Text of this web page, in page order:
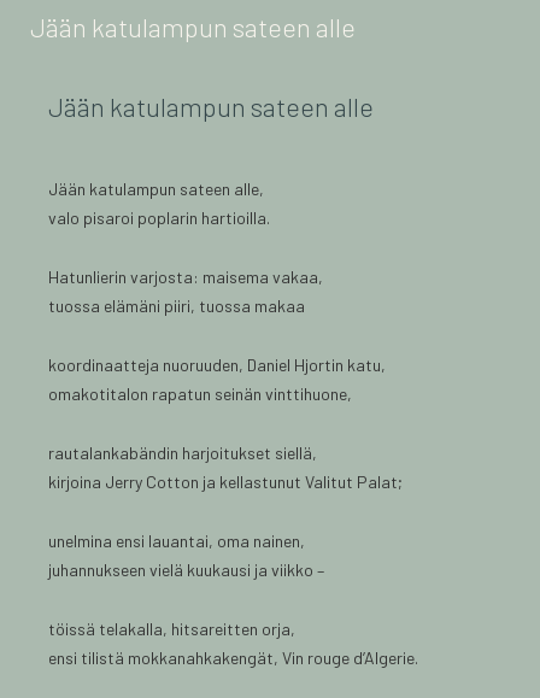
Jään katulampun sateen alle
Jään katulampun sateen alle
Jään katulampun sateen alle,
valo pisaroi poplarin hartioilla.
Hatunlierin varjosta: maisema vakaa,
tuossa elämäni piiri, tuossa makaa
koordinaatteja nuoruuden, Daniel Hjortin katu,
omakotitalon rapatun seinän vinttihuone,
rautalankabändin harjoitukset siellä,
kirjoina Jerry Cotton ja kellastunut Valitut Palat;
unelmina ensi lauantai, oma nainen,
juhannukseen vielä kuukausi ja viikko –
töissä telakalla, hitsareitten orja,
ensi tilistä mokkanahkakengät, Vin rouge d’Algerie.